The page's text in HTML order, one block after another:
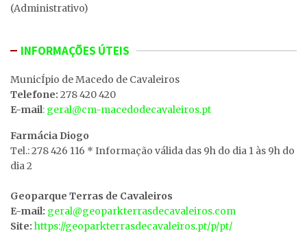
(Administrativo)
INFORMAÇÕES ÚTEIS
MunicÍpio de Macedo de Cavaleiros
Telefone: 278 420 420
E-mail: geral@cm-macedodecavaleiros.pt
Farmácia Diogo
Tel.: 278 426 116 * Informação válida das 9h do dia 1 às 9h do
dia 2
Geoparque Terras de Cavaleiros
E-mail: geral@geoparkterrasdecavaleiros.com
Site: https://geoparkterrasdecavaleiros.pt/p/pt/